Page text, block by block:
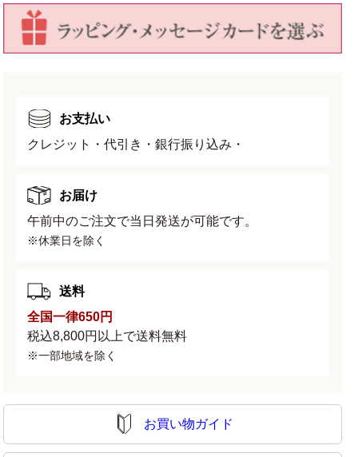
ガ
イ
幅
12.3cm
高
の
数
量
ら
す
ガ
イ
12.3cm
高
の
数
量
を
す
お支払い
クレジット・代引き・銀行振り込み・
お届け
午前中のご注文で当日発送が可能です。
※休業日を除く
送料
全国一律650円
税込8,800円以上で送料無料
※一部地域を除く
お買い物ガイド